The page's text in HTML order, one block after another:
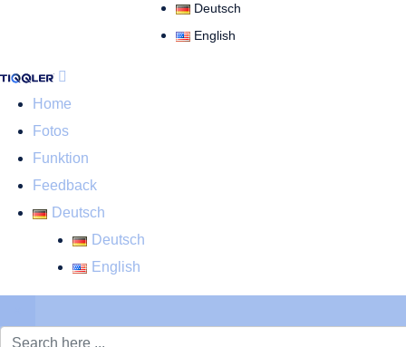
Deutsch
English
Home
Fotos
Funktion
Feedback
Deutsch
Deutsch
English